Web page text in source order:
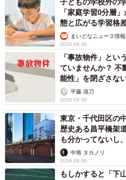
子どもの学校外の
「家庭学習0分層
態と広がる学習格
まいどなニュース情
2026.08.06
「事故物件」とい
ていませんか？ 不
能性」を閉ざさな
平藤 清刀
2026.08.06
東京・千代田区の
歴史ある昌平橋架
も分かってないし
して」中将 タカノリ
2026.08.06
もしかすると「下